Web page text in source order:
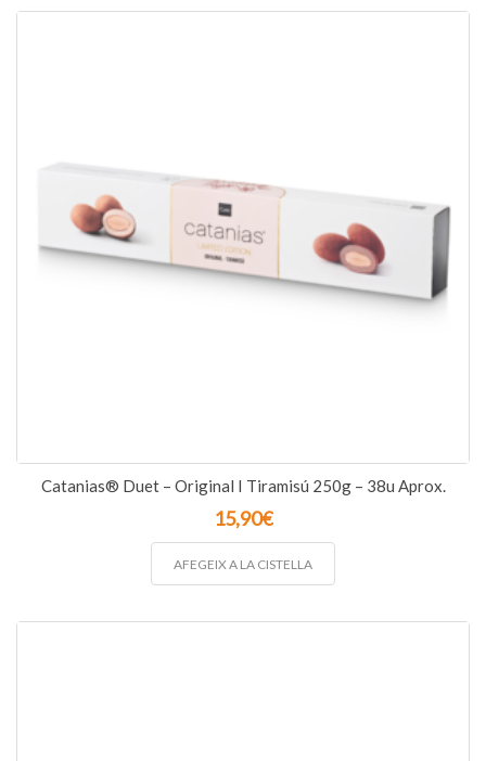
Catanias® Duet – Original I Tiramisú 250g – 38u Aprox.
15,90€
AFEGEIX A LA CISTELLA